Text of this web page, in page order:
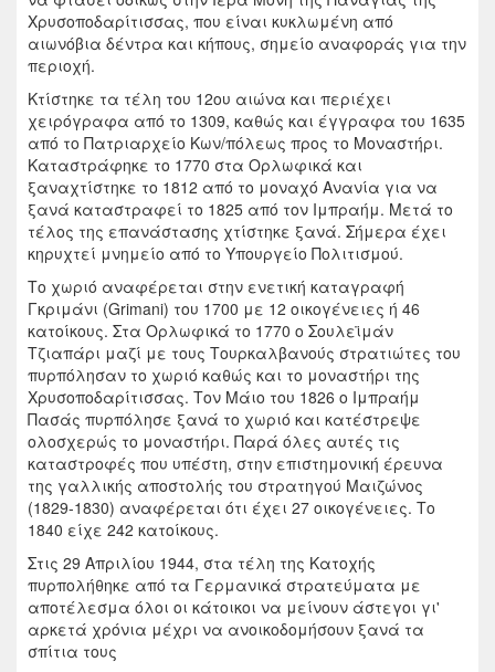
Χρυσοποδαρίτισσας, που είναι κυκλωμένη από
αιωνόβια δέντρα και κήπους, σημείο αναφοράς για την
περιοχή.
Κτίστηκε τα τέλη του 12ου αιώνα και περιέχει
χειρόγραφα από το 1309, καθώς και έγγραφα του 1635
από το Πατριαρχείο Κων/πόλεως προς το Μοναστήρι.
Καταστράφηκε το 1770 στα Ορλωφικά και
ξαναχτίστηκε το 1812 από το μοναχό Ανανία για να
ξανά καταστραφεί το 1825 από τον Ιμπραήμ. Μετά το
τέλος της επανάστασης χτίστηκε ξανά. Σήμερα έχει
κηρυχτεί μνημείο από το Υπουργείο Πολιτισμού.
Το χωριό αναφέρεται στην ενετική καταγραφή
Γκριμάνι (Grimani) του 1700 με 12 οικογένειες ή 46
κατοίκους. Στα Ορλωφικά το 1770 ο Σουλεϊμάν
Τζιαπάρι μαζί με τους Τουρκαλβανούς στρατιώτες του
πυρπόλησαν το χωριό καθώς και το μοναστήρι της
Χρυσοποδαρίτισσας. Τον Μάιο του 1826 ο Ιμπραήμ
Πασάς πυρπόλησε ξανά το χωριό και κατέστρεψε
ολοσχερώς το μοναστήρι. Παρά όλες αυτές τις
καταστροφές που υπέστη, στην επιστημονική έρευνα
της γαλλικής αποστολής του στρατηγού Μαιζώνος
(1829-1830) αναφέρεται ότι έχει 27 οικογένειες. Το
1840 είχε 242 κατοίκους.
Στις 29 Απριλίου 1944, στα τέλη της Κατοχής
πυρπολήθηκε από τα Γερμανικά στρατεύματα με
αποτέλεσμα όλοι οι κάτοικοι να μείνουν άστεγοι γι'
αρκετά χρόνια μέχρι να ανοικοδομήσουν ξανά τα
σπίτια τους